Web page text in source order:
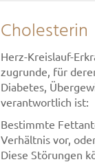
Cholesterin
Herz-Kreislauf-
zugrunde, für
Diabetes,
verantwortlich ist:
Bestimmte
Verhältnis vor,
Diese Störungen